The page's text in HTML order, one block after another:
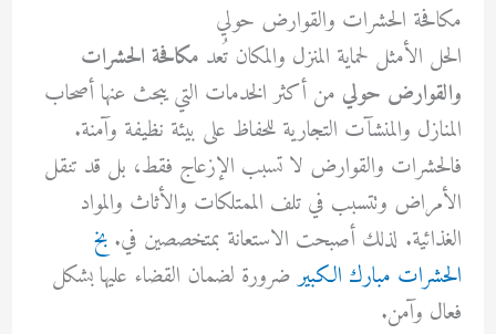
مكافحة الحشرات والقوارض حولي
الحل الأمثل لحماية المنزل والمكان تُعد مكافحة الحشرات
والقوارض حولي من أكثر الخدمات التي يبحث عنها أصحاب
المنازل والمنشآت التجارية للحفاظ على بيئة نظيفة وآمنة.
فالحشرات والقوارض لا تسبب الإزعاج فقط، بل قد تنقل
الأمراض وتتسبب في تلف الممتلكات والأثاث والمواد
الغذائية. لذلك أصبحت الاستعانة بمتخصصين في. بخ
الحشرات مبارك الكبيرضرورة لضمان القضاء عليها بشكل
فعال وآمن.